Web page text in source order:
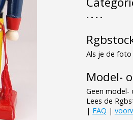
- - - -
Als je de
Model-
Geen model-
Lees de
| FAQ |